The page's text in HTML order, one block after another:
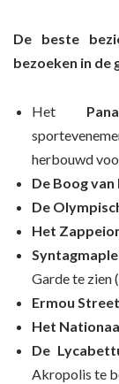
De beste
bezoeken in de
Het
herbouwd
De Boog van
De
Het
Garde te zien
Ermou Street,
Het
De
Akropolis te